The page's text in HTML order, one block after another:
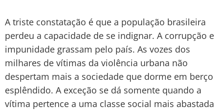
A triste constatação é que a população brasileira
perdeu a capacidade de se indignar. A corrupção e
impunidade grassam pelo país. As vozes dos
milhares de vítimas da violência urbana não
despertam mais a sociedade que dorme em berço
esplêndido. A exceção se dá somente quando a
vítima pertence a uma classe social mais abastada